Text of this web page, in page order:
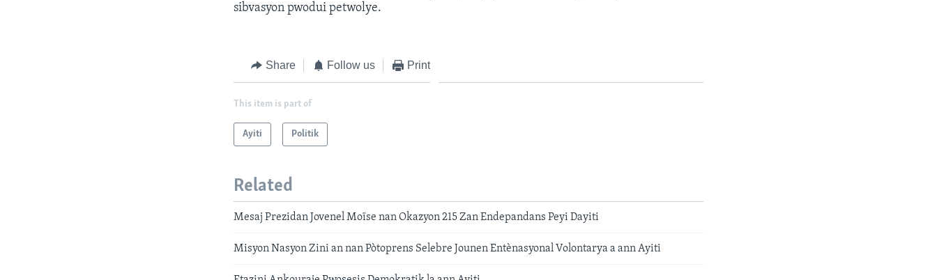
sibvasyon pwodui petwolye.
Share Follow us Print
This item is part of
Ayiti Politik
Related
Mesaj Prezidan Jovenel Moïse nan Okazyon 215 Zan Endepandans Peyi Dayiti
Misyon Nasyon Zini an nan Pòtoprens Selebre Jounen Entènasyonal Volontarya a ann Ayiti